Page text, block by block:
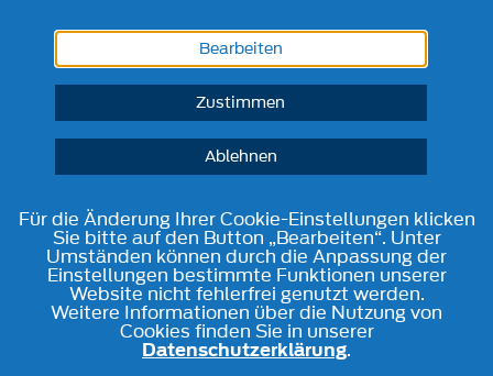
Kontakt
Bearbeiten
Zustimmen
Ablehnen
Für die Änderung Ihrer Cookie-Einstellungen klicken
Sie bitte auf den Button „Bearbeiten“. Unter
Umständen können durch die Anpassung der
Einstellungen bestimmte Funktionen unserer
Website nicht fehlerfrei genutzt werden.
Weitere Informationen über die Nutzung von
Cookies finden Sie in unserer
Datenschutzerklärung.